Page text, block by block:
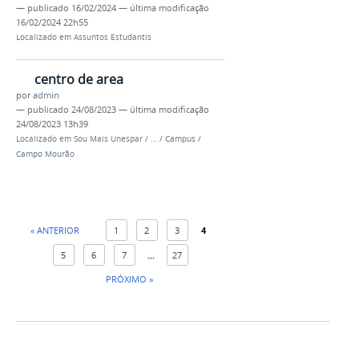
— publicado 16/02/2024 — última modificação
16/02/2024 22h55
Localizado em Assuntos Estudantis
centro de area
poradmin
— publicado 24/08/2023 — última modificação
24/08/2023 13h39
Localizado em Sou Mais Unespar / … / Campus /
Campo Mourão
« ANTERIOR 1 2 3 4
5 6 7 ...
27
PRÓXIMO »